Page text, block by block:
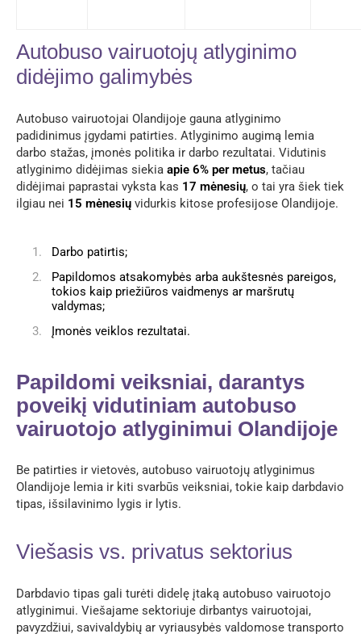
Autobuso vairuotojų atlyginimo
didėjimo galimybės
Autobuso vairuotojai Olandijoje gauna atlyginimo
padidinimus įgydami patirties. Atlyginimo augimą lemia
darbo stažas, įmonės politika ir darbo rezultatai. Vidutinis
atlyginimo didėjimas siekia apie 6% per metus, tačiau
didėjimai paprastai vyksta kas 17 mėnesių, o tai yra šiek tiek
ilgiau nei 15 mėnesių vidurkis kitose profesijose Olandijoje.
Darbo patirtis;
Papildomos atsakomybės arba aukštesnės pareigos,
tokios kaip priežiūros vaidmenys ar maršrutų
valdymas;
Įmonės veiklos rezultatai.
Papildomi veiksniai, darantys
poveikį vidutiniam autobuso
vairuotojo atlyginimui Olandijoje
Be patirties ir vietovės, autobuso vairuotojų atlyginimus
Olandijoje lemia ir kiti svarbūs veiksniai, tokie kaip darbdavio
tipas, išsilavinimo lygis ir lytis.
Viešasis vs. privatus sektorius
Darbdavio tipas gali turėti didelę įtaką autobuso vairuotojo
atlyginimui. Viešajame sektoriuje dirbantys vairuotojai,
pavyzdžiui, savivaldybių ar vyriausybės valdomose transporto